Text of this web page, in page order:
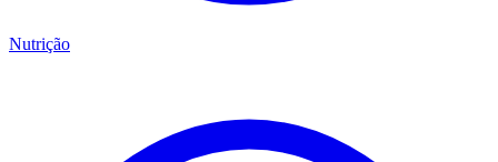
Nutrição